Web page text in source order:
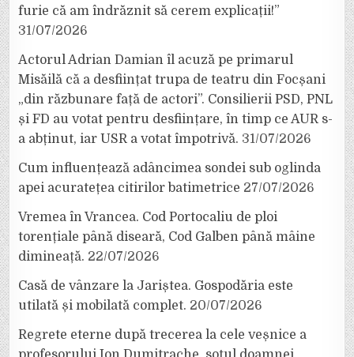
furie că am îndrăznit să cerem explicații!”
31/07/2026
Actorul Adrian Damian îl acuză pe primarul
Misăilă că a desființat trupa de teatru din Focșani
„din răzbunare față de actori”. Consilierii PSD, PNL
și FD au votat pentru desființare, în timp ce AUR s-
a abținut, iar USR a votat împotrivă. 31/07/2026
Cum influențează adâncimea sondei sub oglinda
apei acuratețea citirilor batimetrice 27/07/2026
Vremea în Vrancea. Cod Portocaliu de ploi
torențiale până diseară, Cod Galben până mâine
dimineață. 22/07/2026
Casă de vânzare la Jariștea. Gospodăria este
utilată și mobilată complet. 20/07/2026
Regrete eterne după trecerea la cele veșnice a